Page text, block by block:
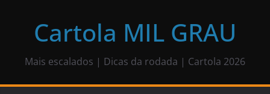
Cartola MIL GRAU
Mais escalados | Dicas da rodada | Cartola 2026